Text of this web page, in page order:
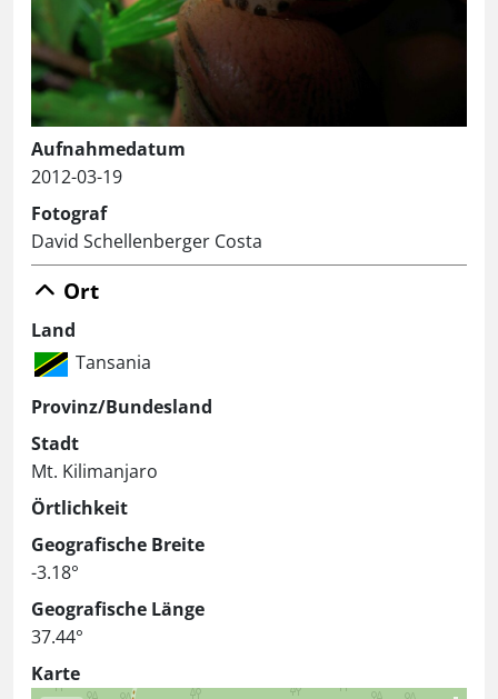
Aufnahmedatum
2012-03-19
Fotograf
David Schellenberger Costa
Ort
Land
Tansania
Provinz/Bundesland
Stadt
Mt. Kilimanjaro
Örtlichkeit
Geografische Breite
-3.18°
Geografische Länge
37.44°
Karte